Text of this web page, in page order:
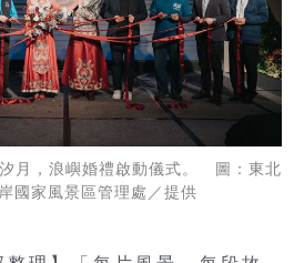
月，浪嶼婚禮啟動儀式。 圖：東北
國家風景區管理處／提供